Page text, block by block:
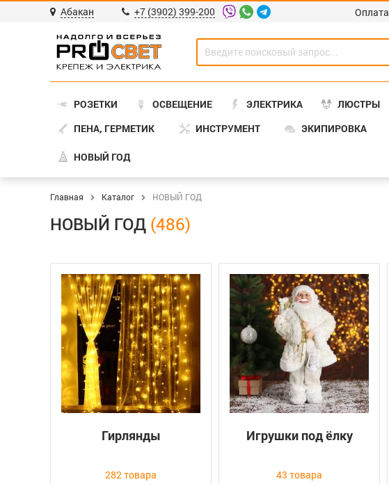
Абакан +7 (3902) 399-200 Оплата
РОЗЕТКИ ОСВЕЩЕНИЕ ЭЛЕКТРИКА ЛЮСТРЫ
ПЕНА, ГЕРМЕТИК
ИНСТРУМЕНТ ЭКИПИРОВКА
НОВЫЙ ГОД
Главная Каталог НОВЫЙ ГОД
НОВЫЙ ГОД
Гирлянды
282 товара
Игрушки под ёлку
43 товара